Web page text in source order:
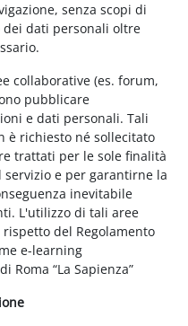
senza scopi di
dati personali oltre
collaborative (es. forum,
pubblicare
e dati personali. Tali
è richiesto né sollecitato
trattati per le sole finalità
e per garantirne la
inevitabile
L'utilizzo di tali aree
del Regolamento
e-learning
Roma “La Sapienza”